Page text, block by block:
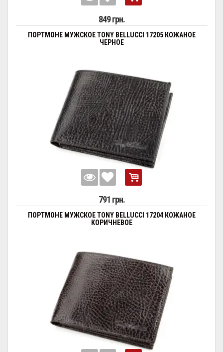
849 грн.
ПОРТМОНЕ МУЖСКОЕ TONY BELLUCCI 17205 КОЖАНОЕ
ЧЕРНОЕ
791 грн.
ПОРТМОНЕ МУЖСКОЕ TONY BELLUCCI 17204 КОЖАНОЕ
КОРИЧНЕВОЕ